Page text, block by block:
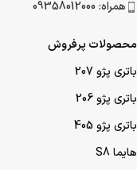
همراه: 09358012000
محصولات پرفروش
باتری پژو 207
باتری پژو 206
باتری پژو 405
هایما S8